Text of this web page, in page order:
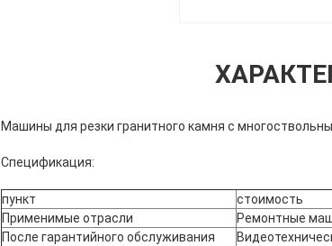
Машины для резки гранитного камня с
Спецификация:
пункт
стоимость
Применимые отрасли
Ремонтные
После гарантийного обслуживания